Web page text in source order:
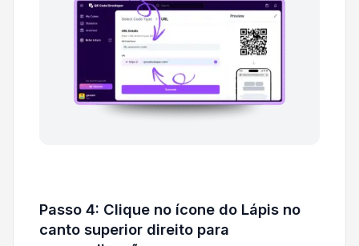
Passo 4: Clique no ícone do Lápis no
canto superior direito para